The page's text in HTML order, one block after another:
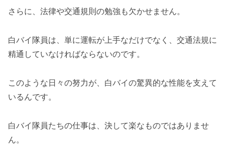
さらに、法律や交通規則の勉強も欠かせません。
白バイ隊員は、単に運転が上手なだけでなく、交通法規に
精通していなければならないのです。
このような日々の努力が、白バイの驚異的な性能を支えて
いるんです。
白バイ隊員たちの仕事は、決して楽なものではありませ
ん。